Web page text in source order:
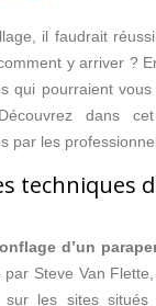
il faudrait
y arriver ?
qui pourraient
dans
par les
techniques
d’un
Steve Van
sur les sites